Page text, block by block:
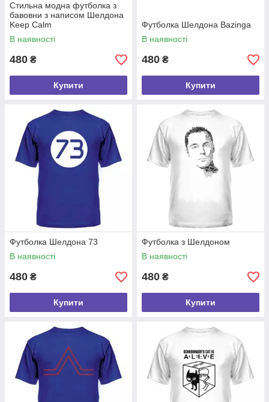
Стильна модна футболка з
бавовни з написом Шелдона
Keep Calm
В наявності
480 ₴
Купити
Футболка Шелдона Bazinga
В наявності
480 ₴
Купити
Футболка Шелдона 73
В наявності
480 ₴
Купити
Футболка з Шелдоном
В наявності
480 ₴
Купити